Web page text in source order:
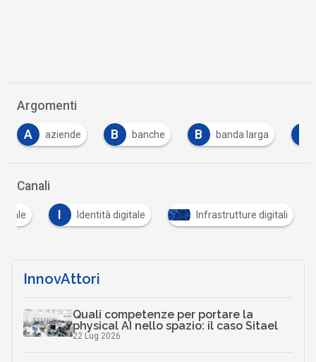
Argomenti
B banche B banda larga B banda ultra larga
Canali
I Identità digitale Infrastrutture digitali
InnovAttori
Quali competenze per portare la
physical AI nello spazio: il caso Sitael
22 Lug 2026